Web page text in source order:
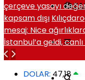
çerçeve yasayı
kapsam dışı
mesaj: Nice
İstanbul’a geldi,
DOLAR: 47,18